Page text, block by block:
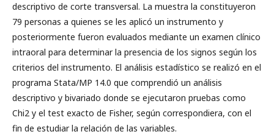
descriptivo de corte transversal. La muestra la constituyeron
79 personas a quienes se les aplicó un instrumento y
posteriormente fueron evaluados mediante un examen clínico
intraoral para determinar la presencia de los signos según los
criterios del instrumento. El análisis estadístico se realizó en el
programa Stata/MP 14.0 que comprendió un análisis
descriptivo y bivariado donde se ejecutaron pruebas como
Chi2 y el test exacto de Fisher, según correspondiera, con el
fin de estudiar la relación de las variables.